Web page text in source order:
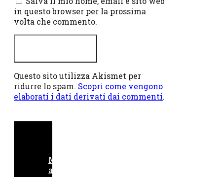
in questo browser per la prossima
volta che commento.
Questo sito utilizza Akismet per
ridurre lo spam. Scopri come vengono
elaborati i dati derivati dai commenti.
M
a